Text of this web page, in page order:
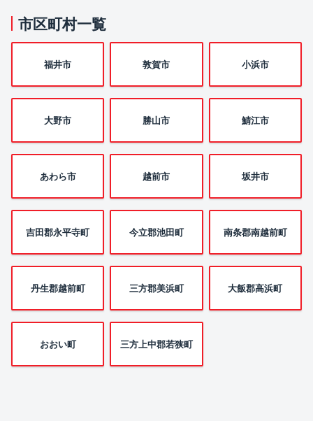
市区町村一覧
福井市 敦賀市 小浜市
大野市 勝山市 鯖江市
あわら市 越前市 坂井市
吉田郡永平寺町 今立郡池田町 南条郡南越前町
丹生郡越前町 三方郡美浜町 大飯郡高浜町
おおい町 三方上中郡若狭町